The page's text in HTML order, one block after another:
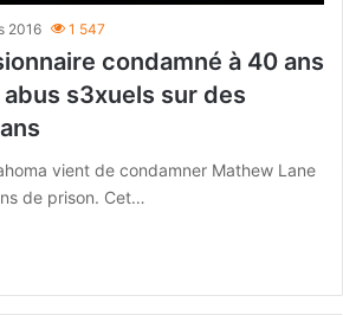
2016 1 547
condamné à 40 ans
s3xuels sur des
vient de condamner Mathew Lane
de prison. Cet…